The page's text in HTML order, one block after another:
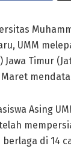
UMM
Timur
Asing
di 14